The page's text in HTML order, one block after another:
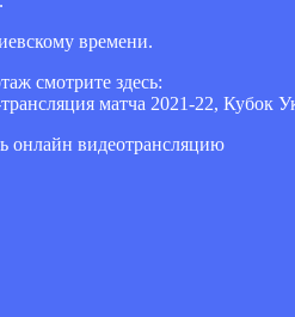
времени.
смотрите здесь:
матча 2021-22, Кубок
онлайн видеотрансляцию